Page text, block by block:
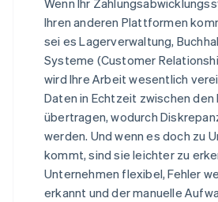
Wenn Ihr
Ihren anderen Plattformen
sei es Lagerverwaltung,
Systeme (Customer
wird Ihre Arbeit wesentlich
Daten in Echtzeit zwischen
übertragen, wodurch
werden. Und wenn es doch zu
kommt, sind sie leichter zu
Unternehmen flexibel, Fehler
erkannt und der manuelle